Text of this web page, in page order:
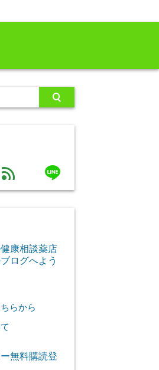
feed line
康相談薬店
ログへよう
らから
無料購読登